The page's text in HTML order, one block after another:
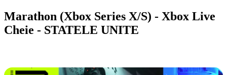
Marathon (Xbox Series X/S) - Xbox Live
Cheie - STATELE UNITE